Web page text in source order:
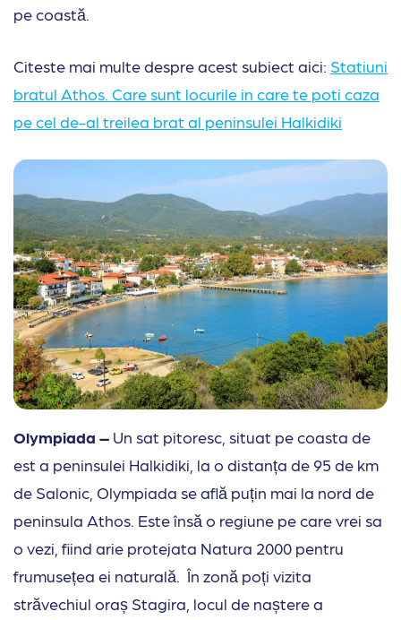
pe coastă.
Citeste mai multe despre acest subiect aici: Statiuni
bratul Athos. Care sunt locurile in care te poti caza
pe cel de-al treilea brat al peninsulei Halkidiki
Olympiada – Un sat pitoresc, situat pe coasta de
est a peninsulei Halkidiki, la o distanța de 95 de km
de Salonic, Olympiada se află puțin mai la nord de
peninsula Athos. Este însă o regiune pe care vrei sa
o vezi, fiind arie protejata Natura 2000 pentru
frumusețea ei naturală. În zonă poți vizita
străvechiul oraș Stagira, locul de naștere a